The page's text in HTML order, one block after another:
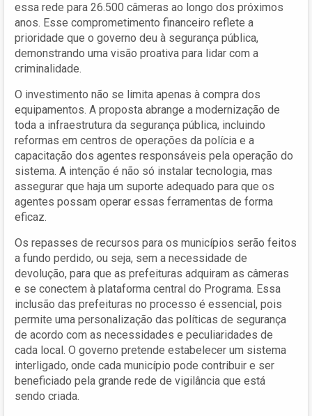
essa rede para 26.500 câmeras ao longo dos próximos
anos. Esse comprometimento financeiro reflete a
prioridade que o governo deu à segurança pública,
demonstrando uma visão proativa para lidar com a
criminalidade.
O investimento não se limita apenas à compra dos
equipamentos. A proposta abrange a modernização de
toda a infraestrutura da segurança pública, incluindo
reformas em centros de operações da polícia e a
capacitação dos agentes responsáveis pela operação do
sistema. A intenção é não só instalar tecnologia, mas
assegurar que haja um suporte adequado para que os
agentes possam operar essas ferramentas de forma
eficaz.
Os repasses de recursos para os municípios serão feitos
a fundo perdido, ou seja, sem a necessidade de
devolução, para que as prefeituras adquiram as câmeras
e se conectem à plataforma central do Programa. Essa
inclusão das prefeituras no processo é essencial, pois
permite uma personalização das políticas de segurança
de acordo com as necessidades e peculiaridades de
cada local. O governo pretende estabelecer um sistema
interligado, onde cada município pode contribuir e ser
beneficiado pela grande rede de vigilância que está
sendo criada.